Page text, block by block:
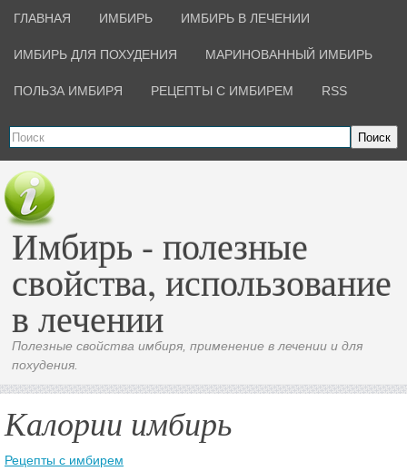
ГЛАВНАЯ ИМБИРЬ ИМБИРЬ В ЛЕЧЕНИИ
ИМБИРЬ ДЛЯ ПОХУДЕНИЯ МАРИНОВАННЫЙ ИМБИРЬ
ПОЛЬЗА ИМБИРЯ РЕЦЕПТЫ С ИМБИРЕМ RSS
Поиск
Имбирь - полезные
свойства, использование
в лечении
Полезные свойства имбиря, применение в лечении и для
похудения.
Калории имбирь
Рецепты с имбирем